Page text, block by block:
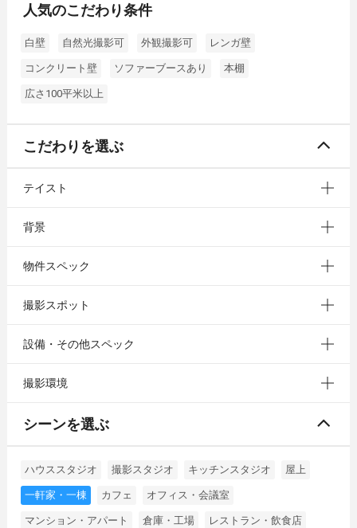
人気のこだわり条件
白壁 自然光撮影可 外観撮影可 レンガ壁
コンクリート壁 ソファーブースあり 本棚
広さ100平米以上
こだわりを選ぶ
テイスト
背景
物件スペック
撮影スポット
設備・その他スペック
撮影環境
シーンを選ぶ
ハウススタジオ 撮影スタジオ キッチンスタジオ 屋上
一軒家・一棟 カフェ オフィス・会議室
マンション・アパート 倉庫・工場 レストラン・飲食店